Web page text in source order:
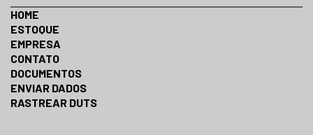
HOME
ESTOQUE
EMPRESA
CONTATO
DOCUMENTOS
ENVIAR DADOS
RASTREAR DUTS